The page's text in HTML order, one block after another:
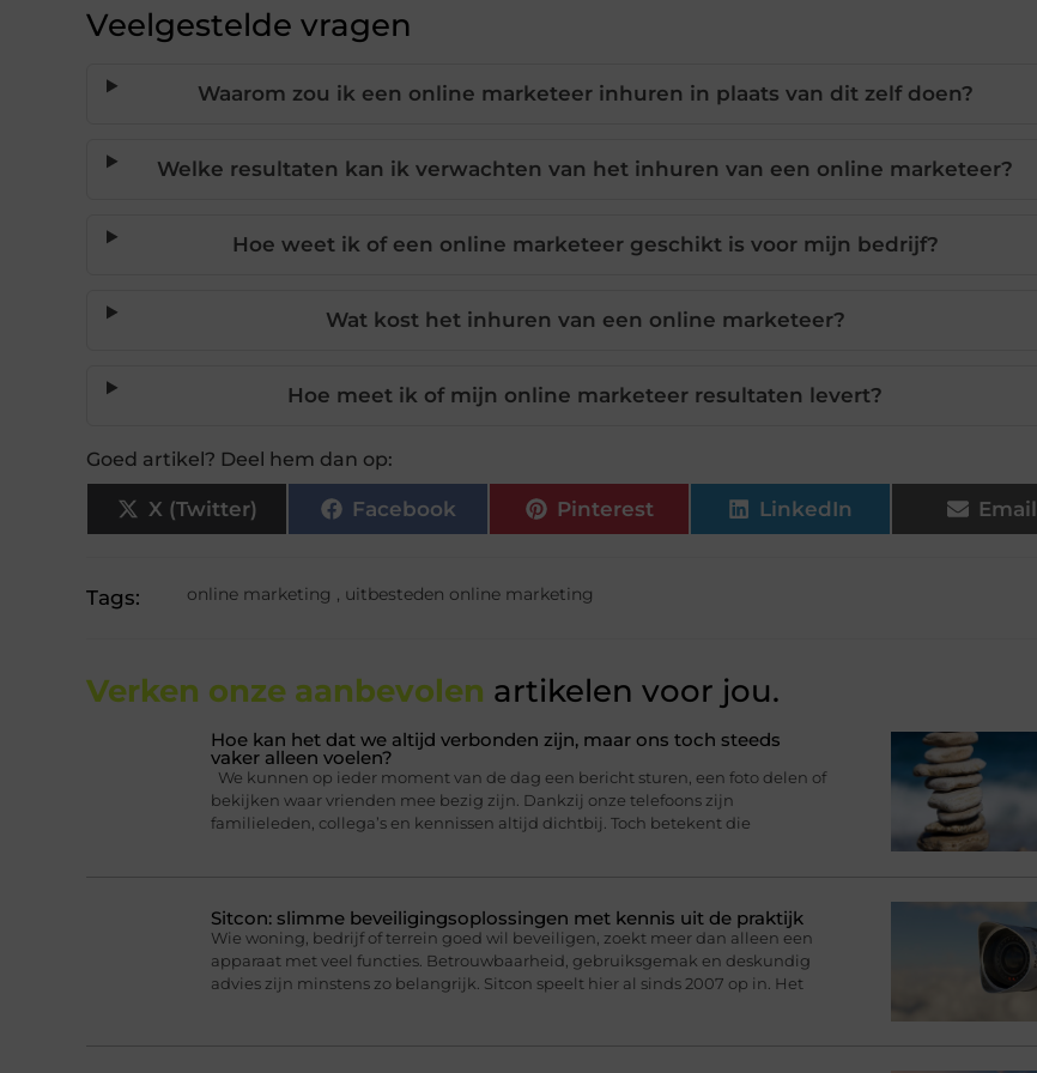
Veelgestelde vragen
Waarom zou ik een online marketeer inhuren in plaats van dit zelf doen?
Welke resultaten kan ik verwachten van het inhuren van een online marketeer?
Hoe weet ik of een online marketeer geschikt is voor mijn bedrijf?
Wat kost het inhuren van een online marketeer?
Hoe meet ik of mijn online marketeer resultaten levert?
Goed artikel? Deel hem dan op:
X (Twitter) Facebook Pinterest LinkedIn Email
Tags: online marketing , uitbesteden online marketing
Verken onze aanbevolen artikelen voor jou.
Hoe kan het dat we altijd verbonden zijn, maar ons toch steeds
vaker alleen voelen?
We kunnen op ieder moment van de dag een bericht sturen, een foto delen of
bekijken waar vrienden mee bezig zijn. Dankzij onze telefoons zijn
familieleden, collega’s en kennissen altijd dichtbij. Toch betekent die
Sitcon: slimme beveiligingsoplossingen met kennis uit de praktijk
Wie woning, bedrijf of terrein goed wil beveiligen, zoekt meer dan alleen een
apparaat met veel functies. Betrouwbaarheid, gebruiksgemak en deskundig
advies zijn minstens zo belangrijk. Sitcon speelt hier al sinds 2007 op in. Het